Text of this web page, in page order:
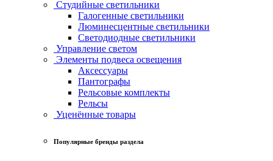
Студийные светильники
Галогенные светильники
Люминесцентные светильники
Светодиодные светильники
Управление светом
Элементы подвеса освещения
Аксессуары
Пантографы
Рельсовые комплекты
Рельсы
Уценённые товары
Популярные бренды раздела